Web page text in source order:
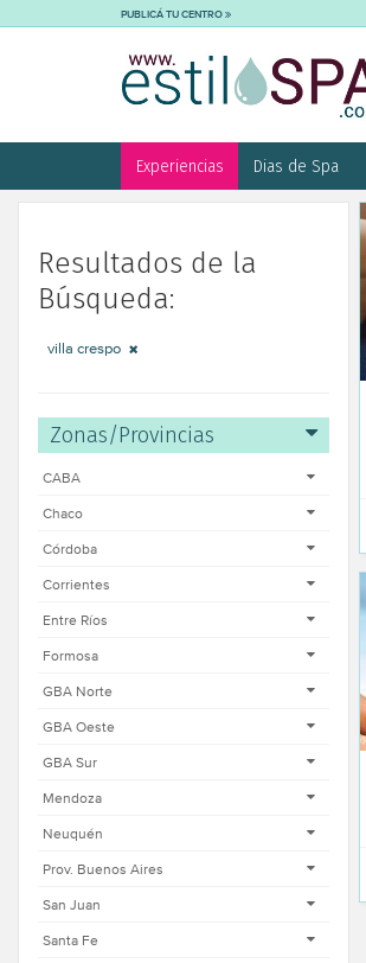
PUBLICÁ TU CENTRO
Experiencias Dias de Spa
Resultados de la
Búsqueda:
villa crespo
Zonas/Provincias
CABA
Chaco
Córdoba
Corrientes
Entre Ríos
Formosa
GBA Norte
GBA Oeste
GBA Sur
Mendoza
Neuquén
Prov. Buenos Aires
San Juan
Santa Fe